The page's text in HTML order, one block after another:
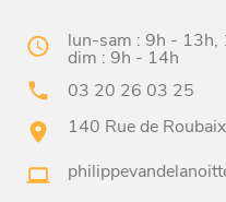
lun-sam : 9h - 13h,
dim : 9h - 14h
03 20 26 03 25
140 Rue de
BONS